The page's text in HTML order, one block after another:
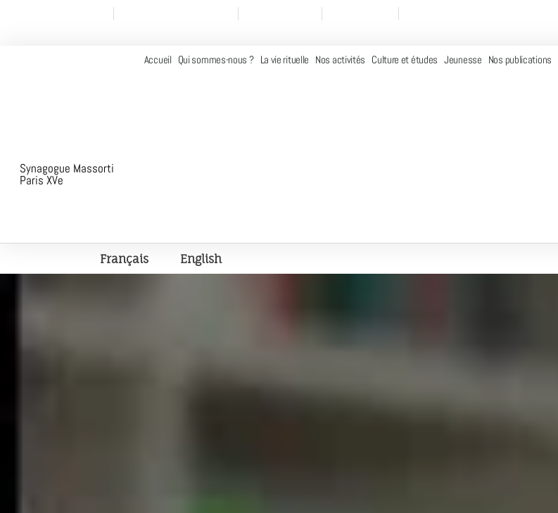
Synagogue Massorti
Paris XVe
Accueil Qui sommes-nous ? La vie rituelle Nos activités Culture et études Jeunesse Nos publications
Français English